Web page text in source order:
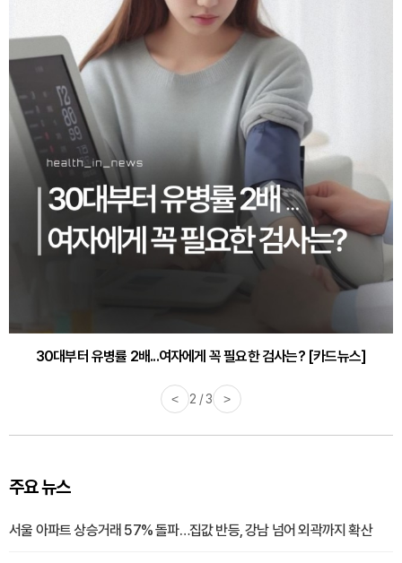
30대부터 유병률 2배...여자에게 꼭 필요한 검사는? [카드뉴스]
< 2 / 3 >
주요 뉴스
서울 아파트 상승거래 57% 돌파…집값 반등, 강남 넘어 외곽까지 확산